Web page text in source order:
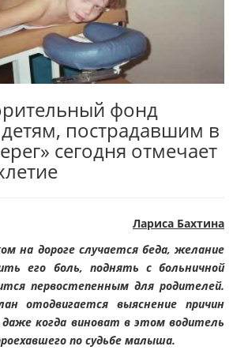
фонд
пострадавшим в
сегодня отмечает
Лариса Бахтина
на дороге случается беда, желание
его боль, поднять с больничной
первостепенным для родителей.
отодвигается выяснение причин
даже когда виноват в этом водитель
по судьбе малыша.